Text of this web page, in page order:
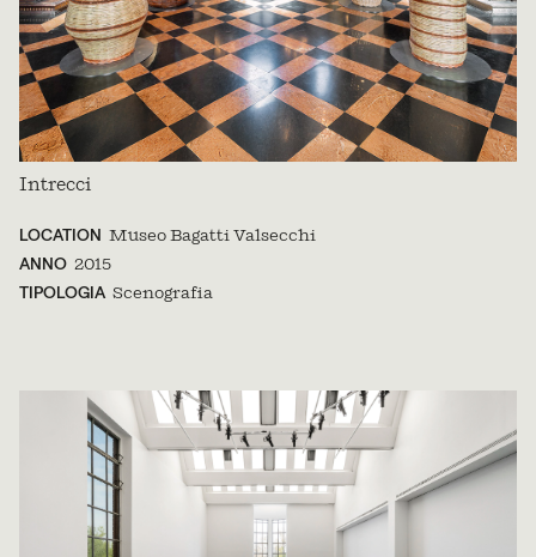
Intrecci
LOCATION Museo Bagatti Valsecchi
ANNO 2015
TIPOLOGIA Scenografia